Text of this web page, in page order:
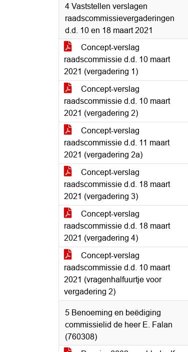
4 Vaststellen verslagen
raadscommissievergaderingen
d.d. 10 en 18 maart 2021
Concept-verslag
raadscommissie d.d. 10 maart
2021 (vergadering 1)
Concept-verslag
raadscommissie d.d. 10 maart
2021 (vergadering 2)
Concept-verslag
raadscommissie d.d. 11 maart
2021 (vergadering 2a)
Concept-verslag
raadscommissie d.d. 18 maart
2021 (vergadering 3)
Concept-verslag
raadscommissie d.d. 18 maart
2021 (vergadering 4)
Concept-verslag
raadscommissie d.d. 10 maart
2021 (vragenhalfuurtje voor
vergadering 2)
5 Benoeming en beëdiging
commissielid de heer E. Falan
(760308)